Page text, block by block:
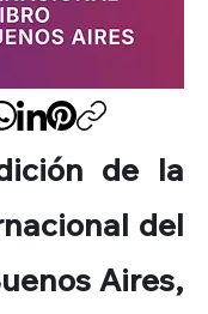
de la
del
Aires,